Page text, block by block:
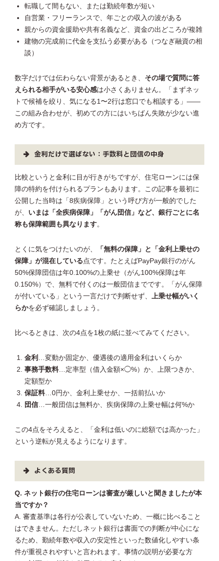
転職して間もない、または勤続年数が短い
自営業・フリーランスで、年ごとの収入の波がある
親からの資金援助や共有名義など、資金の出どころが複雑
建物の完成前に代金を支払う必要がある（つなぎ融資の相
談）
数字だけでは伝わらない背景があるとき、 その場で質問に答
えられる相手がいる安心感は小さくありません。「まずネッ
トで候補を絞り、気になる1〜2行は窓口でも相談する」——
この組み合わせが、初めての方にはいちばん失敗が少ない進
め方です。
金利だけで選ばない：手数料と団信の中身
比較というと金利に目が行きがちですが、住宅ローンには保
障の特約を付けられるプランもあります。この記事を最初に
公開した当時は「8疾病保障」という呼び方が一般的でした
が、 いまは「全疾病保障」「がん団信」など、銀行ごとに名
称も保障範囲も異なります。
とくに気をつけたいのが、
「無料の保障」と「金利上乗せの
保障」が混在している 点です。たとえばPayPay銀行のがん
50%保障団信は年0.100%の上乗せ（がん100%保障は年
0.150%）で、無料で付くのは一般団信までです。「がん保障
が付いている」という一言だけで判断せず、
上乗せ幅がいく
らかを必ず確認しましょう。
比べるときは、次の4点を1枚の紙に並べてみてください。
金利
…変動か固定か、優遇後の適用金利はいくらか
事務手数料…定率型（借入金額×◯%）か、上限つきか、
定額型か
保証料…0円か、金利上乗せか、一括前払いか
団信 …一般団信は無料か、疾病保障の上乗せ幅は何%か
この4点をそろえると、「金利は低いのに総額では高かった」
という逆転が見えるようになります。
よくある質問
Q. ネット銀行の住宅ローンは審査が厳しいと聞きましたが本
当ですか？
A. 審査基準は各行が公表していないため、一概に比べること
はできません。ただしネット銀行は書面での判断が中心にな
るため、勤続年数や収入の安定性といった数値化しやすい条
件が重視されやすいと言われます。事情の説明が必要な方